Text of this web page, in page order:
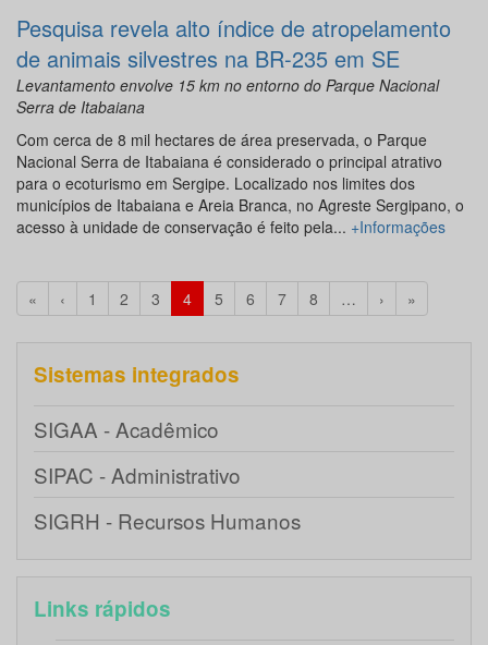
Pesquisa revela alto índice de atropelamento
de animais silvestres na BR-235 em SE
Levantamento envolve 15 km no entorno do Parque Nacional
Serra de Itabaiana
Com cerca de 8 mil hectares de área preservada, o Parque
Nacional Serra de Itabaiana é considerado o principal atrativo
para o ecoturismo em Sergipe. Localizado nos limites dos
municípios de Itabaiana e Areia Branca, no Agreste Sergipano, o
acesso à unidade de conservação é feito pela... +Informações
« ‹ 1 2 3 4 5 6 7 8 … › »
Sistemas integrados
SIGAA - Acadêmico
SIPAC - Administrativo
SIGRH - Recursos Humanos
Links rápidos